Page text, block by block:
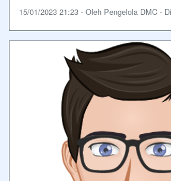
15/01/2023 21:23 - Oleh Pengelola DMC -